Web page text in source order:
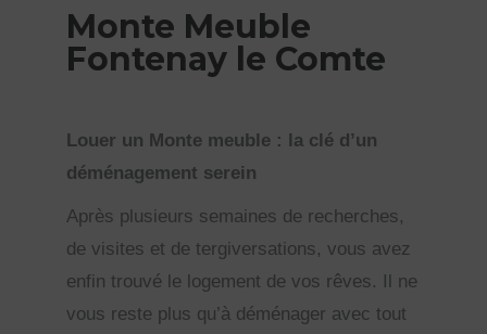
Monte Meuble
Fontenay le Comte
Louer un Monte meuble : la clé d’un
déménagement serein
Après plusieurs semaines de recherches,
de visites et de tergiversations, vous avez
enfin trouvé le logement de vos rêves. Il ne
vous reste plus qu’à déménager avec tout